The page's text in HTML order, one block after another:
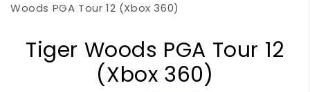
Woods PGA Tour 12 (Xbox 360)
vidare till
Tiger Woods PGA Tour 12
(Xbox 360)